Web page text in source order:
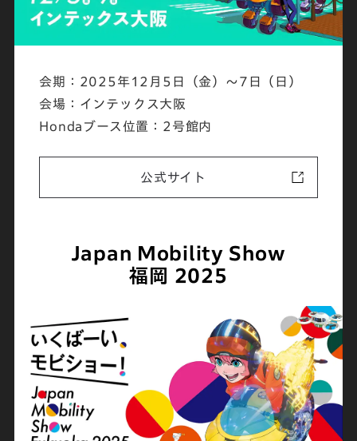
会期：2025年12月5日（金）～7日（日）
会場：インテックス大阪
Hondaブース位置：2号館内
公式サイト
Japan Mobility Show
福岡 2025